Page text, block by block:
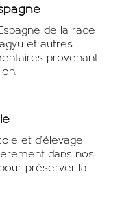
de la race
et autres
provenant
et d'élevage
dans nos
préserver la